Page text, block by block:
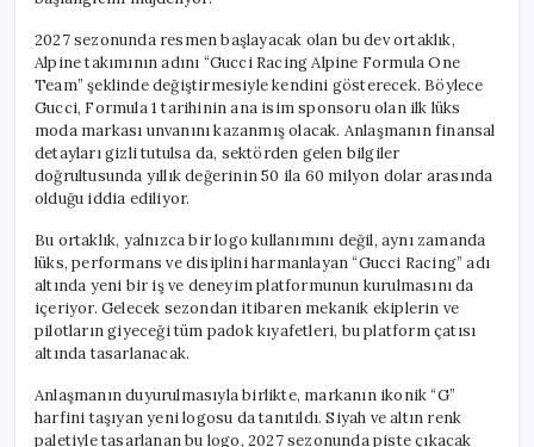
2027 sezonunda resmen başlayacak olan bu dev ortaklık,
Alpine takımının adını “Gucci Racing Alpine Formula One
Team” şeklinde değiştirmesiyle kendini gösterecek. Böylece
Gucci, Formula 1 tarihinin ana isim sponsoru olan ilk lüks
moda markası unvanını kazanmış olacak. Anlaşmanın finansal
detayları gizli tutulsa da, sektörden gelen bilgiler
doğrultusunda yıllık değerinin 50 ila 60 milyon dolar arasında
olduğu iddia ediliyor.
Bu ortaklık, yalnızca bir logo kullanımını değil, aynı zamanda
lüks, performans ve disiplini harmanlayan “Gucci Racing” adı
altında yeni bir iş ve deneyim platformunun kurulmasını da
içeriyor. Gelecek sezondan itibaren mekanik ekiplerin ve
pilotların giyeceği tüm padok kıyafetleri, bu platform çatısı
altında tasarlanacak.
Anlaşmanın duyurulmasıyla birlikte, markanın ikonik “G”
harfini taşıyan yeni logosu da tanıtıldı. Siyah ve altın renk
paletiyle tasarlanan bu logo, 2027 sezonunda piste çıkacak